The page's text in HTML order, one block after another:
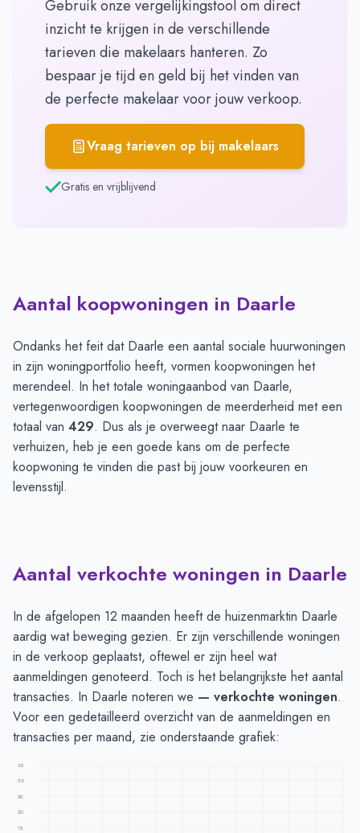
Gebruik onze vergelijkingstool om direct
inzicht te krijgen in de verschillende
tarieven die makelaars hanteren. Zo
bespaar je tijd en geld bij het vinden van
de perfecte makelaar voor jouw verkoop.
Vraag tarieven op bij makelaars
Gratis en vrijblijvend
Aantal koopwoningen in Daarle
Ondanks het feit dat Daarle een aantal sociale huurwoningen
in zijn woningportfolio heeft, vormen koopwoningen het
merendeel. In het totale woningaanbod van Daarle,
vertegenwoordigen koopwoningen de meerderheid met een
totaal van 429. Dus als je overweegt naar Daarle te
verhuizen, heb je een goede kans om de perfecte
koopwoning te vinden die past bij jouw voorkeuren en
levensstijl.
Aantal verkochte woningen in Daarle
In de afgelopen 12 maanden heeft de huizenmarktin Daarle
aardig wat beweging gezien. Er zijn verschillende woningen
in de verkoop geplaatst, oftewel er zijn heel wat
aanmeldingen genoteerd. Toch is het belangrijkste het aantal
transacties. In Daarle noteren we — verkochte woningen.
Voor een gedetailleerd overzicht van de aanmeldingen en
transacties per maand, zie onderstaande grafiek:
35
30
25
20
15